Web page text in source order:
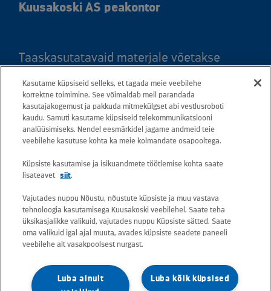
Kuusakoski AS peakontor
Taaskasutatavaid materjale võetakse
Kaardil klõpsates leiate kõigi maakondade
teeninduspunktid ja teejuhised.
Postiaadress: Betooni 12, 13816 Tallinn
(Eesti)
Kõik e-posti aadressid on kujul
eesnimi.perekonnanimi@kuusakoski.com
Konkreetsete tegevuskohtade
Kasutame küpsiseid selleks, et tagada meie veebilehe
korrektne toimimine. See võimaldab meil parandada
kasutajakogemust ja pakkuda mitmekülgset abi vestlusroboti
kaudu. Samuti kasutame küpsiseid telekommunikatsiooni
analüüsimiseks. Nendel eesmärkidel jagame andmeid teie
veebilehe kasutuse kohta ka meie kolmandate osapooltega.
Küpsiste kasutamise ja isikuandmete töötlemise kohta saate
lisateavet
siit.
Vajutades nuppu Nõustu, nõustute küpsiste ja muu vastava
tehnoloogia kasutamisega Kuusakoski veebilehel. Saate teha
üksikasjalikke valikuid, vajutades nuppu Küpsiste sätted. Saate
oma valikuid igal ajal muuta, avades küpsiste seadete paneeli
veebilehe alt vasakpoolsest nurgast.
Luba kõik küpsised
Luba ainult